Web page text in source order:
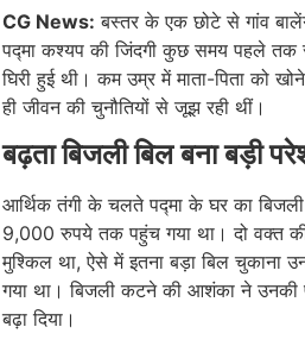
CG News: बस्तर के एक छोटे से गांव
पद्मा कश्यप की जिंदगी कुछ समय पहले
घिरी हुई थी। कम उम्र में माता-पिता को
ही जीवन की चुनौतियों से जूझ रही थीं।
बढ़ता बिजली बिल बना बड़ी
आर्थिक तंगी के चलते पद्मा के घर का
9,000 रुपये तक पहुंच गया था। दो वक्त की
मुश्किल था, ऐसे में इतना बड़ा बिल चुकाना
गया था। बिजली कटने की आशंका ने उनकी
बढ़ा दिया।